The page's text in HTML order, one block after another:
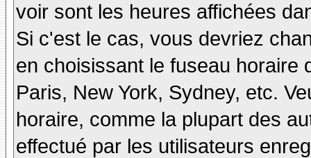
voir sont les heures affichées
Si c'est le cas, vous devriez
en choisissant le fuseau horaire
Paris, New York, Sydney, etc.
horaire, comme la plupart des
effectué par les utilisateurs